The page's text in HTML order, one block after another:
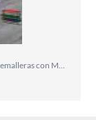
Artículo: ColePack BitsBobs - Estuche Triple de 3 Cremalleras con Material Escolar Incluido. Lavanda